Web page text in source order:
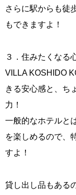
さらに駅からも徒
もできますよ！
３．住みたくなる
VILLA KOSHIDO
きる安心感と、ち
力！
一般的なホテルと
を楽しめるので、
すよ！
貸し出し品もある